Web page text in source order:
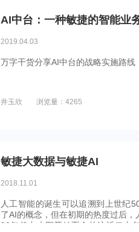
2019.04.03
万字干货分享AI中台的战略实施路线
井玉欣 浏览量：4265
敏捷大数据与敏捷AI
2018.11.01
人工智能的诞生可以追溯到上世纪
了AI的概念，但在初期的热度过后，
90年代中末期开始至今的这近二十